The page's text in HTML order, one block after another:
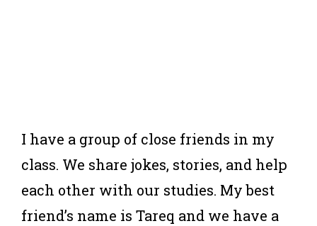
I have a group of close friends in my
class. We share jokes, stories, and help
each other with our studies. My best
friend’s name is Tareq and we have a